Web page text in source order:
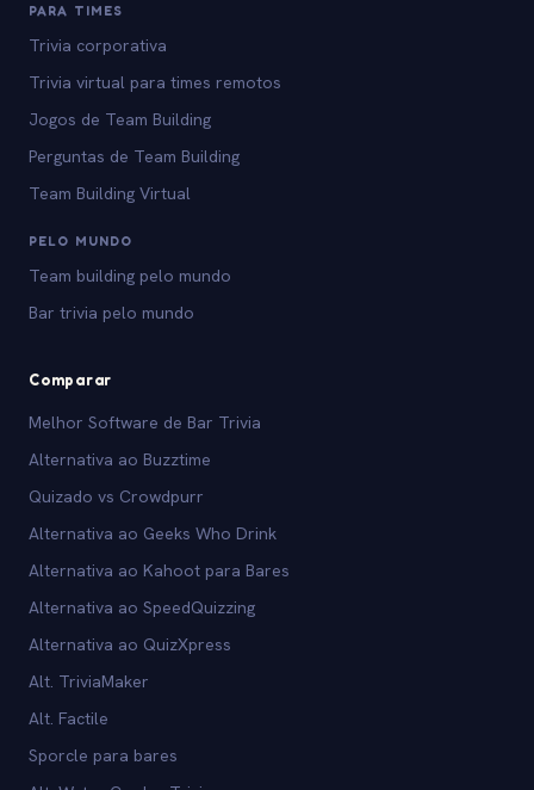
PARA TIMES
Trivia corporativa
Trivia virtual para times remotos
Jogos de Team Building
Perguntas de Team Building
Team Building Virtual
PELO MUNDO
Team building pelo mundo
Bar trivia pelo mundo
Comparar
Melhor Software de Bar Trivia
Alternativa ao Buzztime
Quizado vs Crowdpurr
Alternativa ao Geeks Who Drink
Alternativa ao Kahoot para Bares
Alternativa ao SpeedQuizzing
Alternativa ao QuizXpress
Alt. TriviaMaker
Alt. Factile
Sporcle para bares